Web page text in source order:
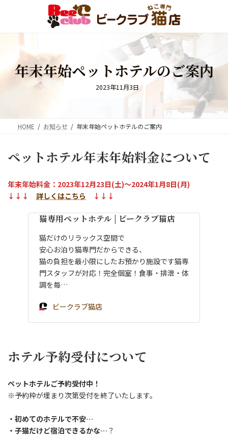
ン
ー
年末年始ペットホテルのご案内
2023年11月3日
HOME お知らせ 年末年始ペットホテルのご案内
ペットホテル年末年始料金について
年末年始料金：2023年12月23日(土)～2024年1月8日(月)
↓↓↓ 詳しくはこちら ↓↓↓
猫専用ペットホテル | ビークラブ猫店
猫だけのリラックス空間で
安心お泊り猫専門だからできる、
猫の負担を最小限にしたお預かり施設です猫専
門スタッフが対応！完全個室！食事・排泄・体
調を毎…
ビークラブ猫店
ホテル予約受付について
ペットホテルご予約受付中！
※予約枠が埋まり次第受付を終了いたします。
・初めてのホテルで不安…
・子猫だけど宿泊できるかな… ？